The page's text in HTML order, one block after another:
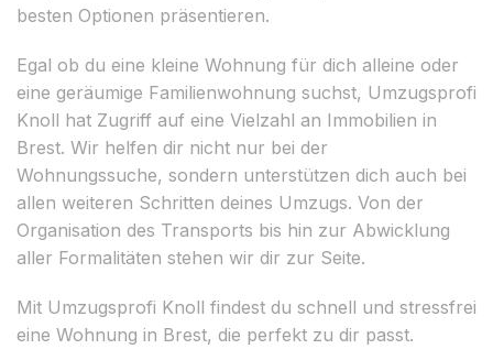
besten Optionen präsentieren.
Egal ob du eine kleine Wohnung für dich alleine oder
eine geräumige Familienwohnung suchst, Umzugsprofi
Knoll hat Zugriff auf eine Vielzahl an Immobilien in
Brest. Wir helfen dir nicht nur bei der
Wohnungssuche, sondern unterstützen dich auch bei
allen weiteren Schritten deines Umzugs. Von der
Organisation des Transports bis hin zur Abwicklung
aller Formalitäten stehen wir dir zur Seite.
Mit Umzugsprofi Knoll findest du schnell und stressfrei
eine Wohnung in Brest, die perfekt zu dir passt.